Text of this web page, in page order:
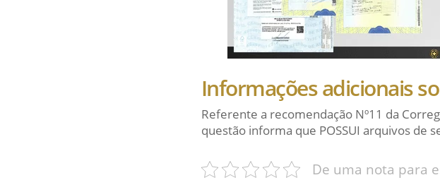
Informações adicionais
Referente a recomendação Nº11 da
questão informa que POSSUI arquivos de
De uma nota para